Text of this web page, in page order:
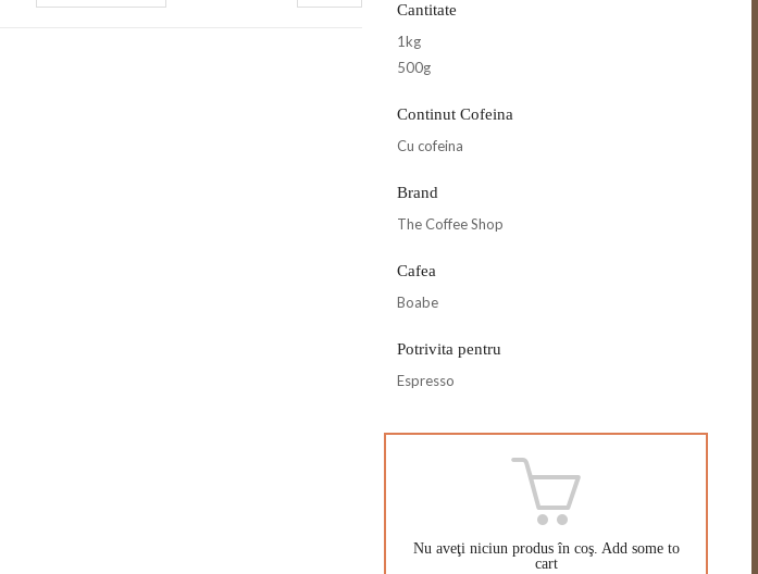
Cantitate
1kg
500g
Continut Cofeina
Cu cofeina
Brand
The Coffee Shop
Cafea
Boabe
Potrivita pentru
Espresso
Nu aveţi niciun produs în coş. Add some to
cart